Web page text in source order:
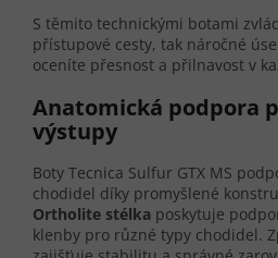
S těmito technickými botami
přístupové cesty, tak náročné
oceníte přesnost a přilnavost v
Anatomická podpora
výstupy
Boty Tecnica Sulfur GTX MS
chodidel díky promyšlené
Ortholite stélka poskytuje
klenby pro různé typy chodidel.